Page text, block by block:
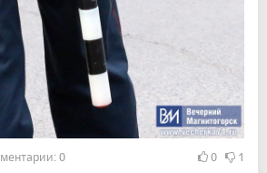
0 0 1